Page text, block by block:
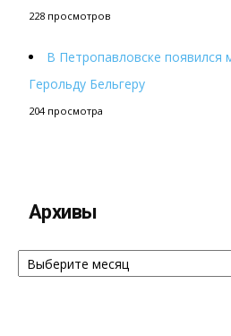
228 просмотров
В Петропавловске появился
Герольду Бельгеру
204 просмотра
Архивы
Архивы